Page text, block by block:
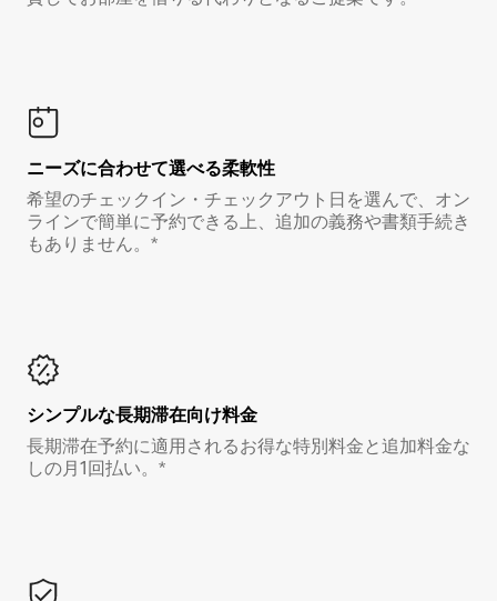
ニーズに合わせて選べる柔軟性
希望のチェックイン・チェックアウト日を選んで、オン
ラインで簡単に予約できる上、追加の義務や書類手続き
もありません。*
シンプルな長期滞在向け料金
長期滞在予約に適用されるお得な特別料金と追加料金な
しの月1回払い。*